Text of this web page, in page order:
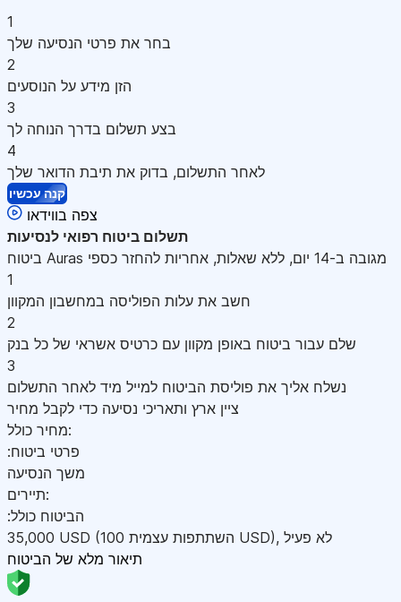
1
בחר את פרטי הנסיעה שלך
2
הזן מידע על הנוסעים
3
בצע תשלום בדרך הנוחה לך
4
לאחר התשלום, בדוק את תיבת הדואר שלך
קנה עכשיו
צפה בווידאו
תשלום ביטוח רפואי לנסיעות
ביטוח Auras מגובה ב-14 יום, ללא שאלות, אחריות להחזר כספי
1
חשב את עלות הפוליסה במחשבון המקוון
2
שלם עבור ביטוח באופן מקוון עם כרטיס אשראי של כל בנק
3
נשלח אליך את פוליסת הביטוח למייל מיד לאחר התשלום
ציין ארץ ותאריכי נסיעה כדי לקבל מחיר
מחיר כולל:
:פרטי ביטוח
משך הנסיעה
תיירים:
:הביטוח כולל
35,000 USD USD), לא פעיל
תיאור מלא של הביטוח